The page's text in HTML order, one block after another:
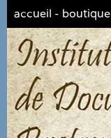
accueil - boutique